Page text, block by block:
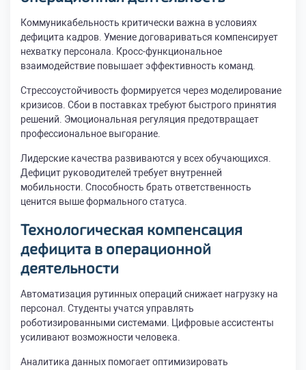
Коммуникабельность критически важна в условиях
дефицита кадров. Умение договариваться компенсирует
нехватку персонала. Кросс-функциональное
взаимодействие повышает эффективность команд.
Стрессоустойчивость формируется через моделирование
кризисов. Сбои в поставках требуют быстрого принятия
решений. Эмоциональная регуляция предотвращает
профессиональное выгорание.
Лидерские качества развиваются у всех обучающихся.
Дефицит руководителей требует внутренней
мобильности. Способность брать ответственность
ценится выше формального статуса.
Технологическая компенсация
дефицита в операционной
деятельности
Автоматизация рутинных операций снижает нагрузку на
персонал. Студенты учатся управлять
роботизированными системами. Цифровые ассистенты
усиливают возможности человека.
Аналитика данных помогает оптимизировать